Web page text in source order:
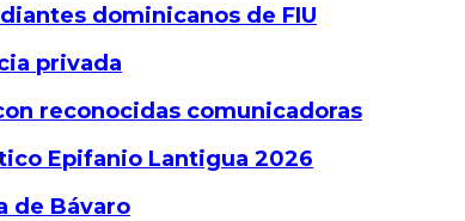
dominicanos de FIU
privada
reconocidas comunicadoras
Epifanio Lantigua 2026
de Bávaro